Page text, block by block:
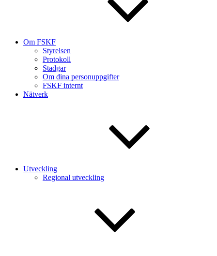
Om FSKF
Styrelsen
Protokoll
Stadgar
Om dina personuppgifter
FSKF internt
Nätverk
Utveckling
Regional utveckling